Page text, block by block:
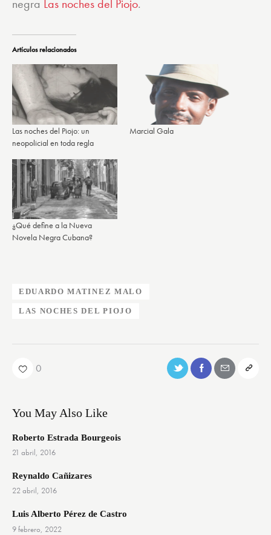
negra Las noches del Piojo.
Artículos relacionados
Las noches del Piojo: un
neopolicial en toda regla
Marcial Gala
¿Qué define a la Nueva
Novela Negra Cubana?
EDUARDO MATINEZ MALO
LAS NOCHES DEL PIOJO
0
You May Also Like
Roberto Estrada Bourgeois
21 abril, 2016
Reynaldo Cañizares
22 abril, 2016
Luis Alberto Pérez de Castro
9 febrero, 2022